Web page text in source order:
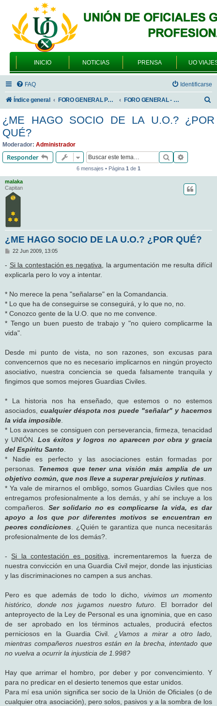
INICIO NOTICIAS PRENSA UO
FAQ Identificarse
Índice general FORO GENERAL PARA TODOS LOS USUARIOS FORO GENERAL - DUDAS O PROBLEMAS PARA ASOCIARSE
s
¿ME HAGO SOCIO DE LA U.O.? ¿POR
QUÉ?
Moderador: Administrador
Responder Buscar
6 mensajes • Página 1 de 1
malaka
Capitan
¿ME HAGO SOCIO DE LA U.O.? ¿POR QUÉ?
M
n
s
a
22 Jun 2009, 13:05
- Si la contestación es negativa , la argumentación me resulta difícil
explicarla pero lo voy a intentar.
* No merece la pena "señalarse" en la Comandancia.
* Lo que ha de conseguirse se conseguirá, y lo que no, no.
* Conozco gente de la U.O. que no me convence.
* Tengo un buen puesto de trabajo y "no quiero complicarme la
vida".
Desde mi punto de vista, no son razones, son excusas para
convencernos que no es necesario implicarnos en ningún proyecto
asociativo, nuestra conciencia se queda falsamente tranquila y
fingimos que somos mejores Guardias Civiles.
* La historia nos ha enseñado, que estemos o no estemos
asociados, cualquier déspota nos puede "señalar" y hacernos
la vida imposible
* Los avances se consiguen con perseverancia, firmeza, tenacidad
y UNIÓN.Los éxitos y logros no aparecen por obra y gracia
del Espíritu Santo
* Nadie es perfecto y las asociaciones están formadas por
personas. Tenemos que tener una visión más amplia de un
objetivo común, que nos lleve a superar prejuicios y rutinas
* Ya vale de mirarnos el ombligo, somos Guardias Civiles que nos
entregamos profesionalmente a los demás, y ahí se incluye a los
compañeros. Ser solidario no es complicarse la vida, es dar
apoyo a los que por diferentes motivos se encuentran en
peores condiciones . ¿Quién te garantiza que nunca necesitarás
profesionalmente de los demás?.
- Si la contestación es positiva , incrementaremos la fuerza de
nuestra convicción en una Guardia Civil mejor, donde las injusticias
y las discriminaciones no campen a sus anchas.
Pero es que además de todo lo dicho, vivimos un momento
histórico, donde nos jugamos nuestro futuro . El borrador del
anteproyecto de la Ley de Personal es una ignominia, que en caso
de ser aprobado en los términos actuales, producirá efectos
perniciosos en la Guardia Civil. ¿Vamos a mirar a otro lado,
mientras compañeros nuestros están en la brecha, intentado que
no vuelva a ocurrir la injusticia de 1.998?
Hay que arrimar el hombro, por deber y por convencimiento. Y
para no predicar en el desierto tenemos que estar unidos.
Para mí esa unión significa ser socio de la Unión de Oficiales (o de
cualquier otra asociación), pero solos, pasivos y a la sombra de los